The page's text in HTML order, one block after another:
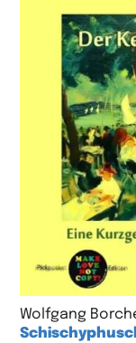
Wolfgang